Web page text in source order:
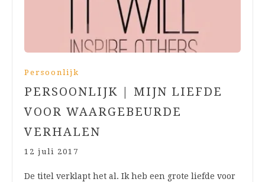
Persoonlijk
PERSOONLIJK | MIJN LIEFDE
VOOR WAARGEBEURDE
VERHALEN
12 juli 2017
De titel verklapt het al. Ik heb een grote liefde voor